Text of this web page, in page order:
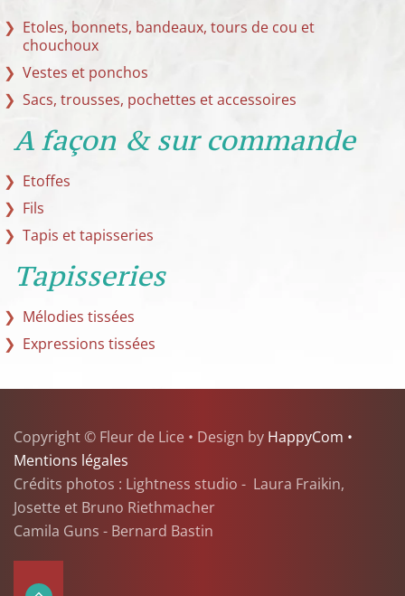
Etoles, bonnets, bandeaux, tours de cou et
chouchoux
Vestes et ponchos
Sacs, trousses, pochettes et accessoires
A façon & sur commande
Etoffes
Fils
Tapis et tapisseries
Tapisseries
Mélodies tissées
Expressions tissées
Copyright © Fleur de Lice • Design by HappyCom •
Mentions légales
Crédits photos : Lightness studio - Laura Fraikin,
Josette et Bruno Riethmacher
Camila Guns - Bernard Bastin